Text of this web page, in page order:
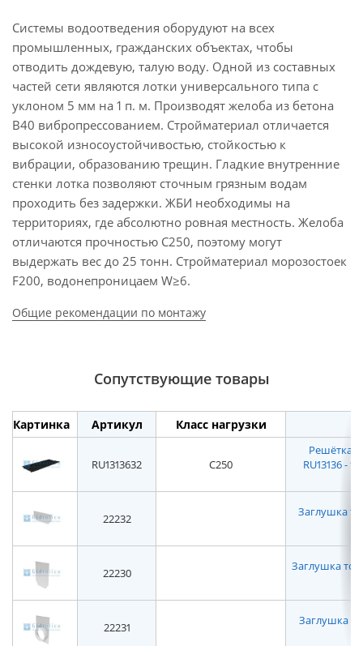
Системы водоотведения оборудуют на всех
промышленных, гражданских объектах, чтобы
отводить дождевую, талую воду. Одной из составных
частей сети являются лотки универсального типа с
уклоном 5 мм на 1 п. м. Производят желоба из бетона
В40 вибропрессованием. Стройматериал отличается
высокой износоустойчивостью, стойкостью к
вибрации, образованию трещин. Гладкие внутренние
стенки лотка позволяют сточным грязным водам
проходить без задержки. ЖБИ необходимы на
территориях, где абсолютно ровная местность. Желоба
отличаются прочностью С250, поэтому могут
выдержать вес до 25 тонн. Стройматериал морозостоек
F200, водонепроницаем W≥6.
Общие рекомендации по монтажу
Сопутствующие товары
Картинка Артикул Класс нагрузки
RU1313632 C250
Решётка
RU13136 -
22232 Заглушка
22230 Заглушка
22231 Заглушка